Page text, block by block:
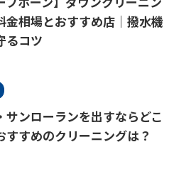
金相場とおすすめ店｜撥水機
るコツ
サンローランを出すならどこ
すすめのクリーニングは？